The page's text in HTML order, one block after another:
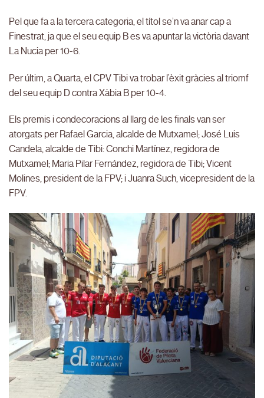
Pel que fa a la tercera categoria, el títol se’n va anar cap a
Finestrat, ja que el seu equip B es va apuntar la victòria davant
La Nucia per 10-6.
Per últim, a Quarta, el CPV Tibi va trobar l’èxit gràcies al triomf
del seu equip D contra Xàbia B per 10-4.
Els premis i condecoracions al llarg de les finals van ser
atorgats per Rafael Garcia, alcalde de Mutxamel; José Luis
Candela, alcalde de Tibi: Conchi Martínez, regidora de
Mutxamel; Maria Pilar Fernández, regidora de Tibi; Vicent
Molines, president de la FPV; i Juanra Such, vicepresident de la
FPV.